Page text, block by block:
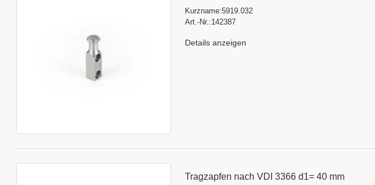
Kurzname:5919.032
Art.-Nr.:142387
Details anzeigen
Tragzapfen nach VDI 3366 d1= 40 mm